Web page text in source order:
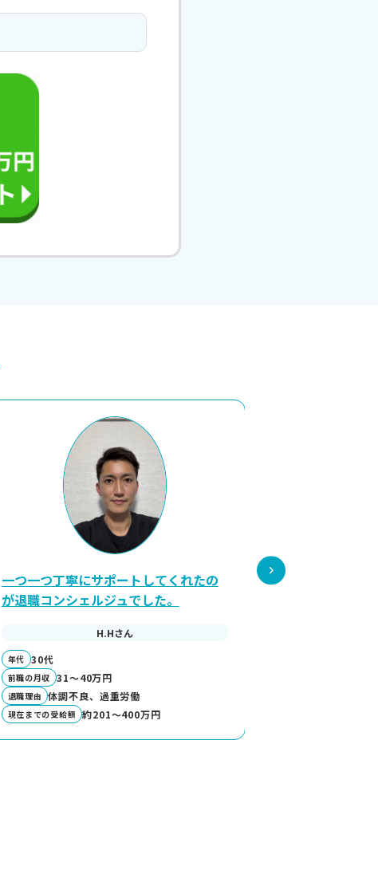
一つ一つ丁寧にサポートしてくれたの
が退職コンシェルジュでした。
H.Hさん
年代 30代
前職の月収 31～40万円
退職理由 体調不良、過重労働
現在までの受給額 約201～400万円
この手のサービ